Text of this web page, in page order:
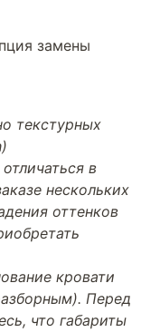
замены
текстурных
в
нескольких
оттенков
кровати
Перед
что габариты